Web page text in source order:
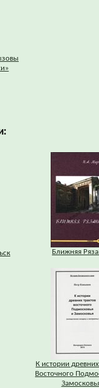
Ближняя
К истории древних
Восточного